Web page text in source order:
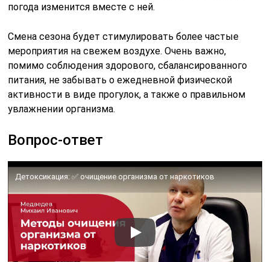
погода изменится вместе с ней.
Смена сезона будет стимулировать более частые
мероприятия на свежем воздухе. Очень важно,
помимо соблюдения здорового, сбалансированного
питания, не забывать о ежедневной физической
активности в виде прогулок, а также о правильном
увлажнении организма.
Вопрос-ответ
Детоксикация: ✅ очищение организма от наркотиков